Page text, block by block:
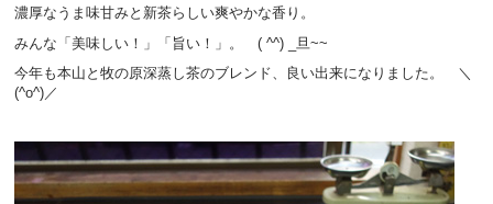
濃厚なうま味甘みと新茶らしい爽やかな香り。
みんな「美味しい！」「旨い！」。 ( ^^) _旦~~
今年も本山と牧の原深蒸し茶のブレンド、良い出来になりました。 ＼
(^o^)／